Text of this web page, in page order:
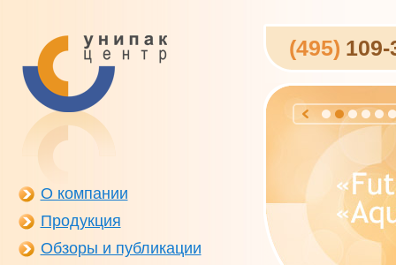
О компании
Продукция
Обзоры и публикации
(495) 109-